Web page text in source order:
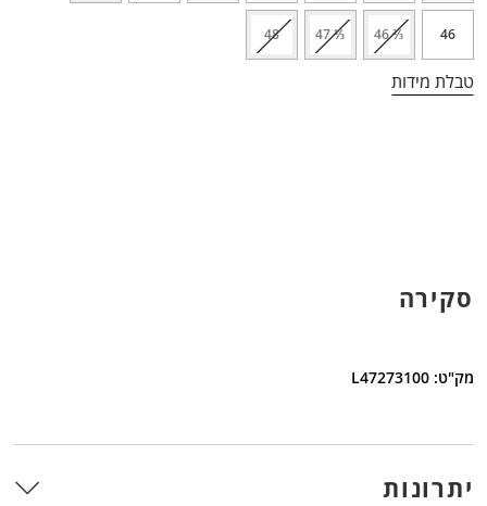
46
⅔ 46
⅓ 47
48
טבלת מידות
סקירה
מק"ט: L47273100
יתרונות